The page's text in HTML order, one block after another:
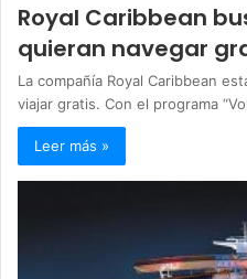
Royal Caribbean
quieran navegar
La compañía Royal Caribbean
viajar gratis. Con el programa
Leer más »